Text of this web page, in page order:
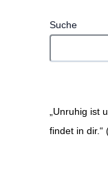
Suche
„Unruhig ist
findet in dir.“